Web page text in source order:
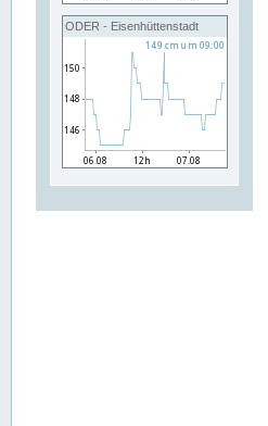
ODER - Eisenhüttenstadt